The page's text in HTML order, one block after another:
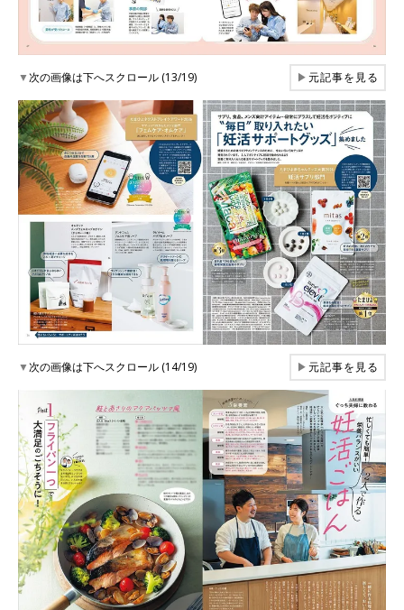
▼次の画像は下へスクロール (13/19) ▶元記事を見る
▼次の画像は下へスクロール (14/19) ▶元記事を見る